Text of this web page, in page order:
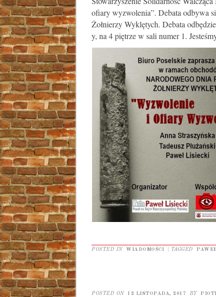
ofiary wyzwolenia”. Debata odbywa
Żołnierzy Wyklętych. Debata
y, na 4 piętrze w sali numer 1.
POSTED IN WIADOMOŚCI TAGGED
POSTED ON 12 LISTOPADA, 2017 BY